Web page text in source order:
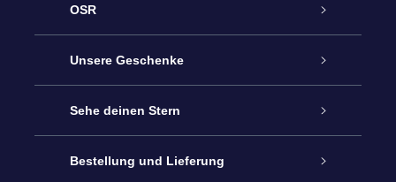
OSR
Service
Kontakt
Blog
Unsere Geschenke
Sterne schenken
OSR-Geschenkpaket
Sehe deinen Stern
Sternregister
Bestellung und Lieferung